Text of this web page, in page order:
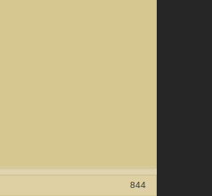
844